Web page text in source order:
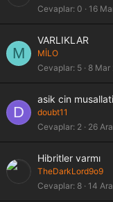
Cevaplar 0 16
M
VARLIKLAR
MİLO
Cevaplar 5 8 Mar
D
asik cin musallati
doubt11
Cevaplar 2 26
Hibritler varmı
TheDarkLord9o9
Cevaplar 8 14